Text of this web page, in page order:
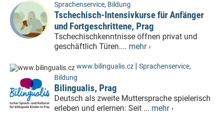
Sprachenservice, Bildung
Tschechisch-Intensivkurse für Anfänger
und Fortgeschrittene, Prag
Tschechischkenntnisse öffnen privat und
geschäftlich Türen.... mehr ›
www.bilingualis.cz | Sprachenservice,
Bildung
Bilingualis, Prag
Deutsch als zweite Muttersprache spielerisch
erleben und erlernen: Seit ... mehr ›